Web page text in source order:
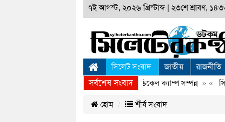
৭ই আগস্ট, ২০২৬ খ্রিস্টাব্দ ২৩শে শ্রাবণ,
সিলেট সংবাদ জাতীয় রাজনীতি
সর্বশেষ সংবাদ
সিলেটে স্বপ্নযাত্রা ফাউণ্ডেশনের ফ্রি মেডিকেল ক্যাম্প সম্পন্ন» «
হোম শীর্ষ সংবাদ